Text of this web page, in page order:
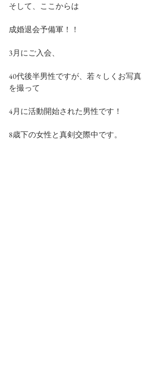
そして、ここからは
成婚退会予備軍！！
3月にご入会、
40代後半男性ですが、若々しくお写真
を撮って
4月に活動開始された男性です！
8歳下の女性と真剣交際中です。